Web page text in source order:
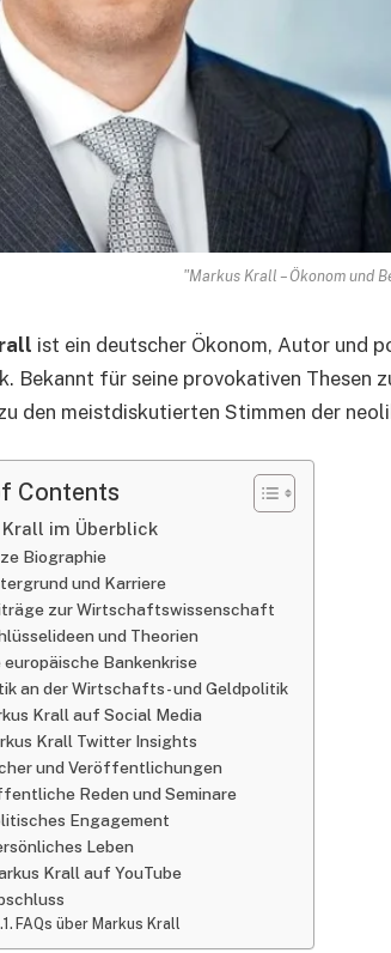
"Markus Krall – Ökonom und
ist ein deutscher Ökonom, Autor und
Bekannt für seine provokativen Thesen
den meistdiskutierten Stimmen der
Contents
Krall im Überblick
Biographie
und Karriere
zur Wirtschaftswissenschaft
und Theorien
europäische Bankenkrise
an der Wirtschafts- und Geldpolitik
Krall auf Social Media
Krall Twitter Insights
und Veröffentlichungen
Reden und Seminare
Engagement
Leben
Krall auf YouTube
FAQs über Markus Krall